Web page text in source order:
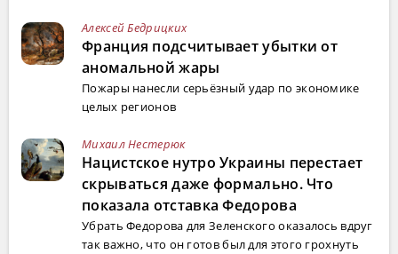
Алексей Бедрицких
Франция подсчитывает убытки от
аномальной жары
Пожары нанесли серьёзный удар по экономике
целых регионов
Михаил Нестерюк
Нацистское нутро Украины перестает
скрываться даже формально. Что
показала отставка Федорова
Убрать Федорова для Зеленского оказалось вдруг
так важно, что он готов был для этого грохнуть